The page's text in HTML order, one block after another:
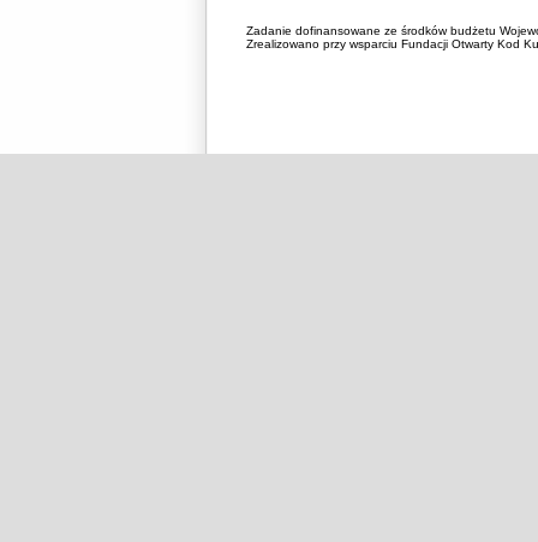
Zadanie dofinansowane ze środków budżetu
Zrealizowano przy wsparciu Fundacji Otwarty Kod